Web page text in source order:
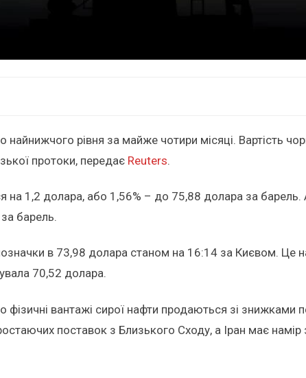
рівня за майже чотири місяці. Вартість
протоки, передає Reuters.
на 1,2 долара, або 1,56% – до 75,88 долара за
барель.
в 73,98 долара станом на 16:14 за Києвом. Це
70,52 долара.
вантажі сирої нафти продаються зі знижками
поставок з Близького Сходу, а Іран має